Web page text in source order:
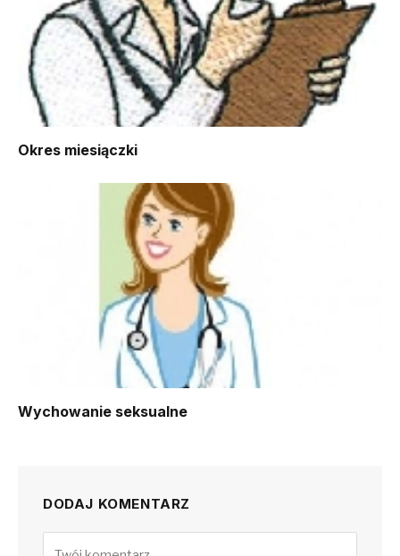
Okres miesiączki
Wychowanie seksualne
DODAJ KOMENTARZ